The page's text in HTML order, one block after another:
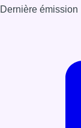
Dernière émission